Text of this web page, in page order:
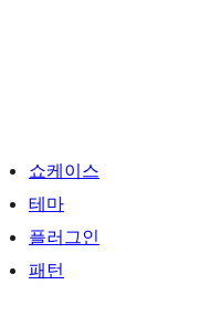
쇼케이스
테마
플러그인
패턴